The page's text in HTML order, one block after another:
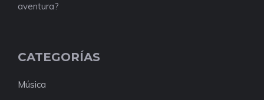
aventura?
CATEGORÍAS
Música